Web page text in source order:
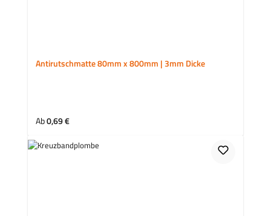
Antirutschmatte 80mm x 800mm | 3mm Dicke
Regulärer Preis:
Ab0,69 €